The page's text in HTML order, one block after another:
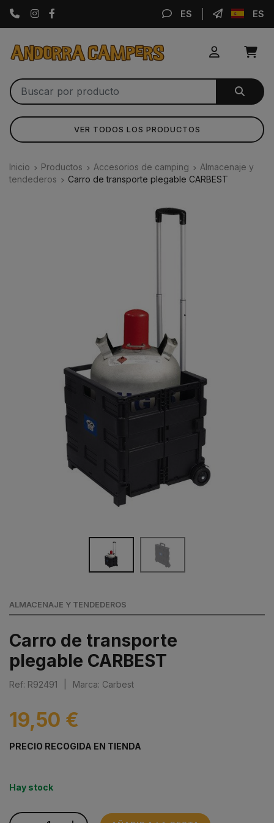
Instagram ES ES
VER TODOS LOS PRODUCTOS
Inicio Productos Accesorios de camping
Almacenaje y
tendederos
Carro de transporte plegable CARBEST
ALMACENAJE Y TENDEDEROS
Carro de transporte
plegable CARBEST
Ref: R92491 Marca: Carbest
19,50 €
PRECIO RECOGIDA EN TIENDA
Hay stock